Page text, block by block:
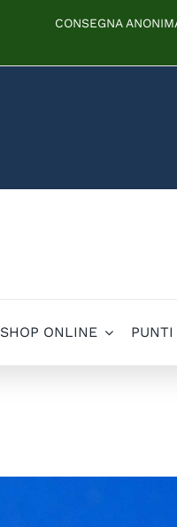
CONSEGNA
SHOP ONLINE PUNTI